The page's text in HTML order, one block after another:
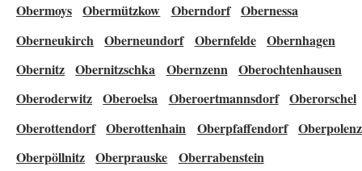
Obermoys Obermützkow Oberndorf Obernessa
Oberneukirch Oberneundorf Obernfelde Obernhagen
Obernitz Obernitzschka Obernzenn Oberochtenhausen
Oberoderwitz Oberoelsa Oberoertmannsdorf Oberorschel
Oberottendorf Oberottenhain Oberpfaffendorf Oberpolenz
Oberpöllnitz Oberprauske
Oberrabenstein